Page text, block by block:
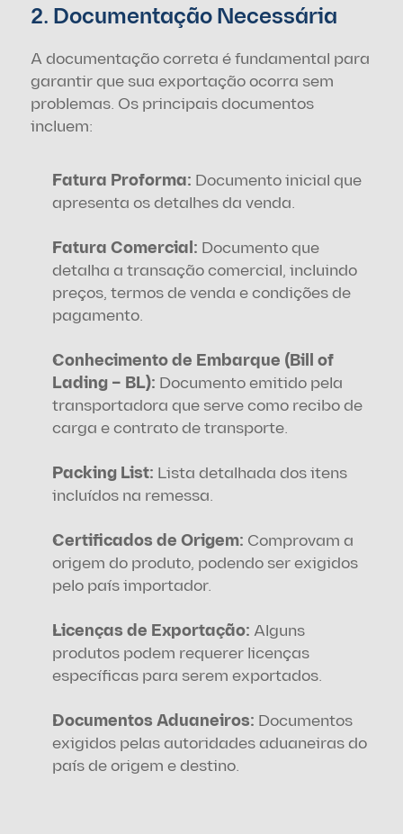
2. Documentação Necessária
A documentação correta é fundamental para
garantir que sua exportação ocorra sem
problemas. Os principais documentos
incluem:
Fatura Proforma: Documento inicial que
apresenta os detalhes da venda.
Fatura Comercial: Documento que
detalha a transação comercial, incluindo
preços, termos de venda e condições de
pagamento.
Conhecimento de Embarque (Bill of
Lading – BL): Documento emitido pela
transportadora que serve como recibo de
carga e contrato de transporte.
Packing List: Lista detalhada dos itens
incluídos na remessa.
Certificados de Origem: Comprovam a
origem do produto, podendo ser exigidos
pelo país importador.
Licenças de Exportação: Alguns
produtos podem requerer licenças
específicas para serem exportados.
Documentos Aduaneiros: Documentos
exigidos pelas autoridades aduaneiras do
país de origem e destino.